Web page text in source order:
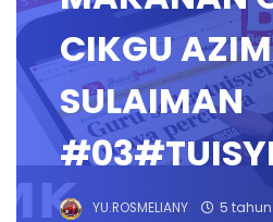
CIKGU
SULAIMAN
YU.ROSMELIANY 5